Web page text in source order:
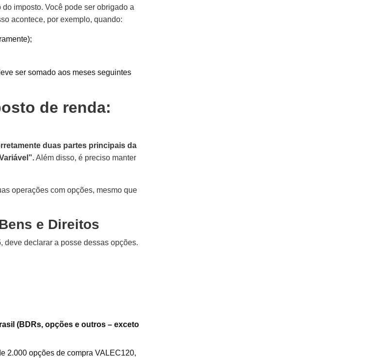
imposto. Você pode ser obrigado a
acontece, por exemplo, quando:
ser somado aos meses seguintes
de renda:
duas partes principais da
Além disso, é preciso manter
operações com opções, mesmo que
e Direitos
deve declarar a posse dessas opções.
(BDRs, opções e outros – exceto
2.000 opções de compra VALEC120,